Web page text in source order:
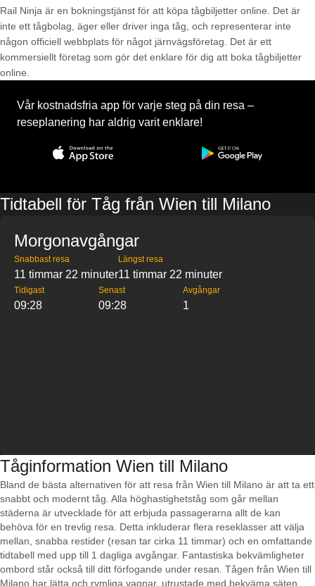
Rail Ninja är en bokningstjänst för att köpa tågbiljetter online. Det är
inte ett tågbolag, äger eller driver inga tåg, och representerar inte
någon officiell webbplats för något järnvägsföretag. Det är ett
kommersiellt företag som gör det enklare för dig att boka tågbiljetter
online.
Vår kostnadsfria app för varje steg på din resa –
reseplanering har aldrig varit enklare!
Tidtabell för Tåg från Wien till Milano
Morgonavgångar
Snabbast resa
11 timmar 22 minuter
Längst resa
11 timmar 22 minuter
Tidigast
09:28
Senast
09:28
Avgångar
1
Tåginformation Wien till Milano
Bland de bästa alternativen för att resa från Wien till Milano är att ta ett
snabbt och modernt tåg. Alla höghastighetståg som går mellan
städerna är utvecklade för att erbjuda passagerarna allt de kan
behöva för en trevlig resa. Detta inkluderar flera reseklasser att välja
mellan, snabba restider (resan tar cirka 11 timmar) och en omfattande
tidtabell med upp till 1 dagliga avgångar. Fantastiska bekvämligheter
ombord står också till ditt förfogande under resan. Tågen från Wien till
Milano har lätta och rymliga vagnar, utrustade med bekväma säten